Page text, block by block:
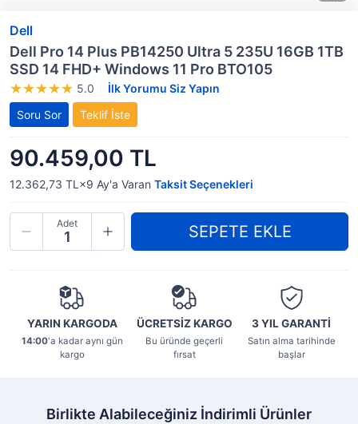
Dell
Dell Pro 14 Plus PB14250 Ultra 5 235U 16GB 1TB
SSD 14 FHD+ Windows 11 Pro BTO105
5.0
İlk Yorumu Siz Yapın
Soru Sor
Teklif İste
90.459,00 TL
12.362,73 TL×9 Ay'a Varan Taksit Seçenekleri
Adet
YARIN KARGODA
14:00'a kadar aynı gün
kargo
ÜCRETSİZ KARGO
Bu üründe geçerli
fırsat
3 YILGARANTİ
Satın alma tarihinde
başlar
Birlikte Alabileceğiniz İndirimli Ürünler